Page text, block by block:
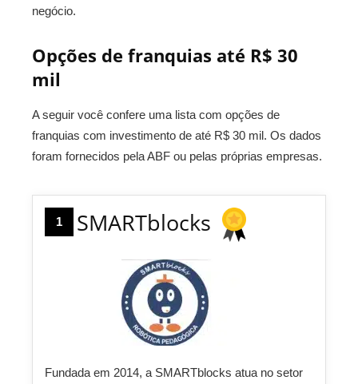
negócio.
Opções de franquias até R$ 30
mil
A seguir você confere uma lista com opções de
franquias com investimento de até R$ 30 mil. Os dados
foram fornecidos pela ABF ou pelas próprias empresas.
1 SMARTblocks
Fundada em 2014, a SMARTblocks atua no setor